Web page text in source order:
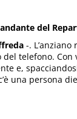
del
-.
telefono.
e,
una persona